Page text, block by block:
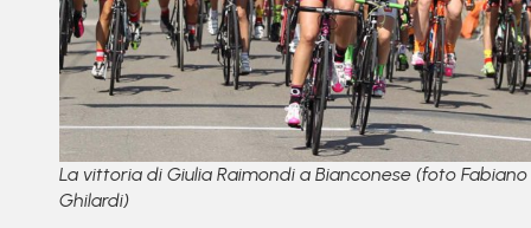
La vittoria di Giulia Raimondi a Bianconese (foto Fabiano
Ghilardi)